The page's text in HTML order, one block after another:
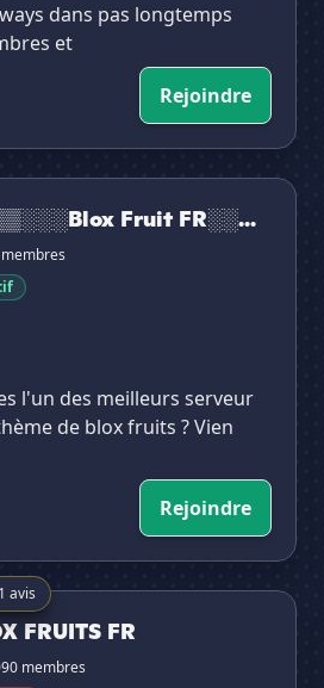
dans pas longtemps
et
Rejoindre
FR░░░▒▒▓█
Fruit FR░░...
l'un des meilleurs serveur
de blox fruits ? Vien
Rejoindre
avis
FRUITS FR
membres